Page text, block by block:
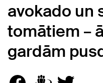
avokado un
tomātiem –
gardām